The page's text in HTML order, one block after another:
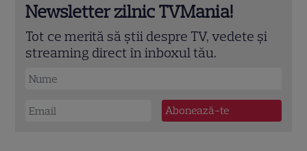
Newsletter zilnic TVMania!
Tot ce merită să știi despre TV, vedete și
streaming direct în inboxul tău.